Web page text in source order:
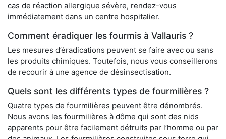
cas de réaction allergique sévère, rendez-vous
immédiatement dans un centre hospitalier.
Comment éradiquer les fourmis à Vallauris ?
Les mesures d’éradications peuvent se faire avec ou sans
les produits chimiques. Toutefois, nous vous conseillerons
de recourir à une agence de désinsectisation.
Quels sont les différents types de fourmilières ?
Quatre types de fourmilières peuvent être dénombrés.
Nous avons les fourmilières à dôme qui sont des nids
apparents pour être facilement détruits par l’homme ou par